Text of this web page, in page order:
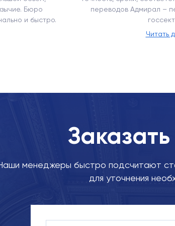
Бюро
и быстро.
переводов Адмирал –
Читать
менеджеры быстро подсчитают
для уточнения